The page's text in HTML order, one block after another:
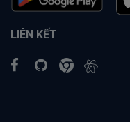
LIÊN KẾT